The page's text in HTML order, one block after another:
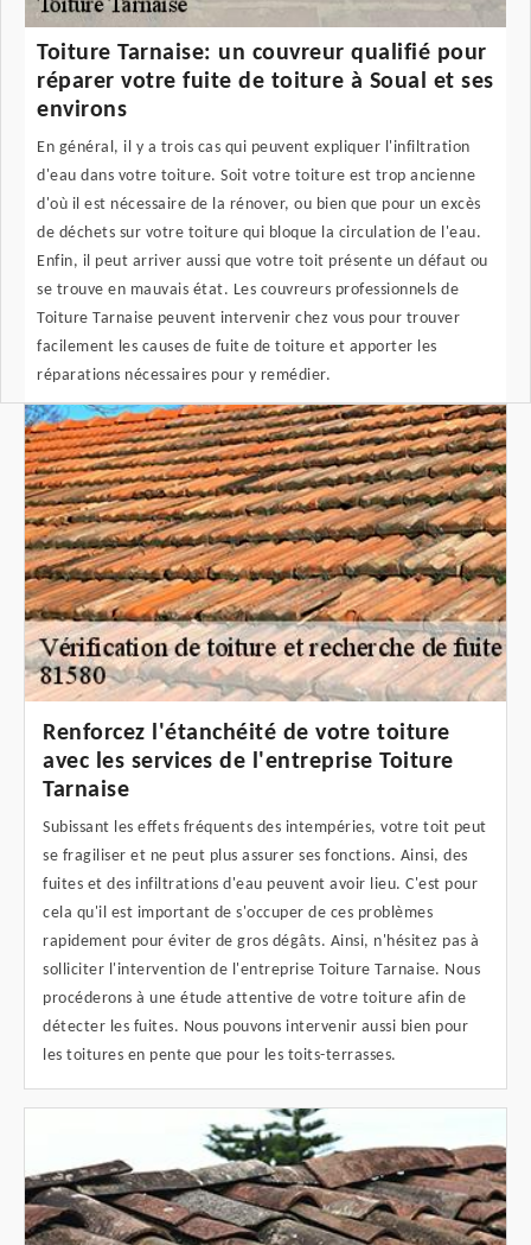
Toiture Tarnaise: un couvreur qualifié pour
réparer votre fuite de toiture à Soual et ses
environs
En général, il y a trois cas qui peuvent expliquer l'infiltration
d'eau dans votre toiture. Soit votre toiture est trop ancienne
d'où il est nécessaire de la rénover, ou bien que pour un excès
de déchets sur votre toiture qui bloque la circulation de l'eau.
Enfin, il peut arriver aussi que votre toit présente un défaut ou
se trouve en mauvais état. Les couvreurs professionnels de
Toiture Tarnaise peuvent intervenir chez vous pour trouver
facilement les causes de fuite de toiture et apporter les
réparations nécessaires pour y remédier.
Renforcez l'étanchéité de votre toiture
avec les services de l'entreprise Toiture
Tarnaise
Subissant les effets fréquents des intempéries, votre toit peut
se fragiliser et ne peut plus assurer ses fonctions. Ainsi, des
fuites et des infiltrations d'eau peuvent avoir lieu. C'est pour
cela qu'il est important de s'occuper de ces problèmes
rapidement pour éviter de gros dégâts. Ainsi, n'hésitez pas à
solliciter l'intervention de l'entreprise Toiture Tarnaise. Nous
procéderons à une étude attentive de votre toiture afin de
détecter les fuites. Nous pouvons intervenir aussi bien pour
les toitures en pente que pour les toits-terrasses.